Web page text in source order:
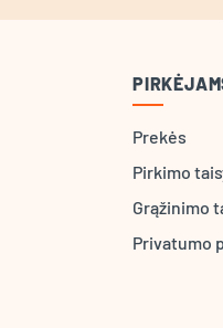
Prekės
Pirkimo
Grąžinimo
Privatumo